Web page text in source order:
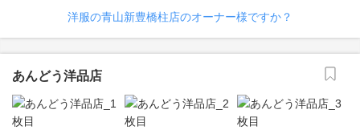
洋服の青山新豊橋柱店のオーナー様ですか？
あんどう洋品店